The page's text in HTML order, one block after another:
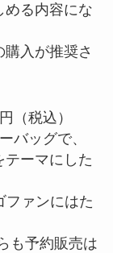
める内容にな
入が推奨さ
（税込）
バッグで、
ーマにした
ファンにはた
も予約販売は